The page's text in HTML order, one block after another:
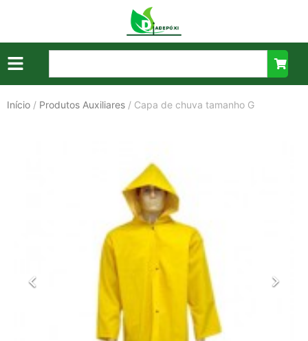
Início / Produtos Auxiliares / Capa de chuva tamanho G